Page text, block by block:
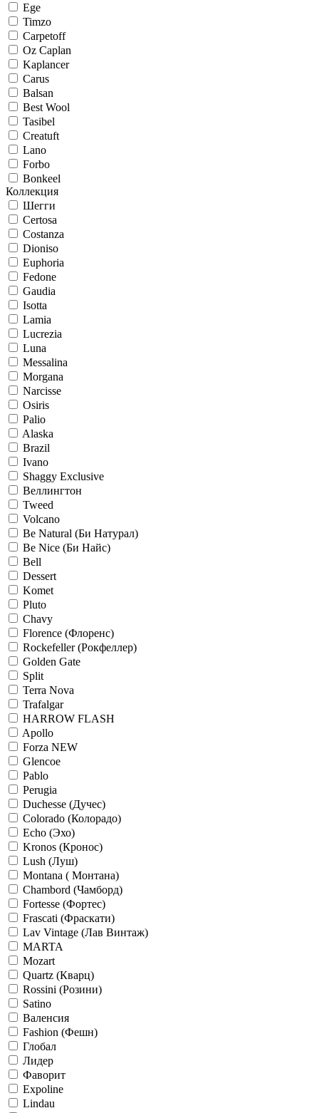
Ege
Timzo
Carpetoff
Oz Caplan
Kaplancer
Carus
Balsan
Best Wool
Tasibel
Creatuft
Lano
Forbo
Bonkeel
Коллекция
Шегги
Certosa
Costanza
Dioniso
Euphoria
Fedone
Gaudia
Isotta
Lamia
Lucrezia
Luna
Messalina
Morgana
Narcisse
Osiris
Palio
Alaska
Brazil
Ivano
Shaggy Exclusive
Веллингтон
Tweed
Volcano
Be Natural (Би Натурал)
Be Nice (Би Найс)
Bell
Dessert
Komet
Pluto
Chavy
Florence (Флоренс)
Rockefeller (Рокфеллер)
Golden Gate
Split
Terra Nova
Trafalgar
HARROW FLASH
Apollo
Forza NEW
Glencoe
Pablo
Perugia
Duchesse (Дучес)
Colorado (Колорадо)
Echo (Эхо)
Kronos (Кронос)
Lush (Луш)
Montana ( Монтана)
Chambord (Чамборд)
Fortesse (Фортес)
Frascati (Фраскати)
Lav Vintage (Лав Винтаж)
MARTA
Mozart
Quartz (Кварц)
Rossini (Розини)
Satino
Валенсия
Fashion (Фешн)
Глобал
Лидер
Фаворит
Expoline
Lindau